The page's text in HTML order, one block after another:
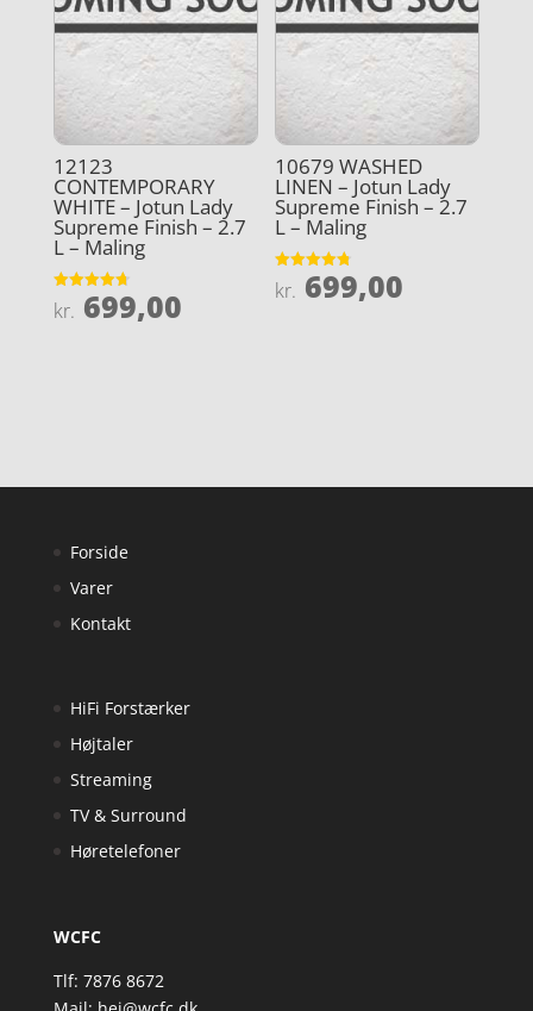
12123
CONTEMPORARY
WHITE – Jotun Lady
Supreme Finish – 2.7
L – Maling
Vurderet
4.7
kr. 699,00
10679 WASHED
LINEN – Jotun Lady
Supreme Finish – 2.7
L – Maling
Vurderet
4.8
kr. 699,00
Forside
Varer
Kontakt
HiFi Forstærker
Højtaler
Streaming
TV & Surround
Høretelefoner
WCFC
Tlf: 7876 8672